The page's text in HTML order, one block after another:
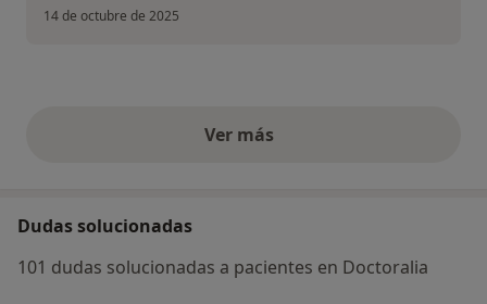
14 de octubre de 2025
Ver másopiniones anteriores
Dudas solucionadas
101 dudas solucionadas a pacientes en Doctoralia